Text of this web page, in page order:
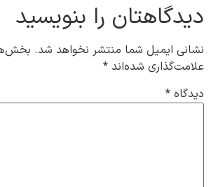
دیدگاهتان را بنویسید
نشانی ایمیل شما منتشر نخواهد شد.
علامت‌گذاری شده‌اند *
دیدگاه *